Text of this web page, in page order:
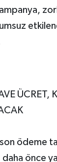
ÜCRET,
ödeme
önce